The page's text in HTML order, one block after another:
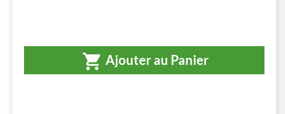
Ajouter au Panier